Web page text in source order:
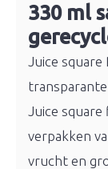
330 ml
Juice square
Juice
verpakken
vrucht en